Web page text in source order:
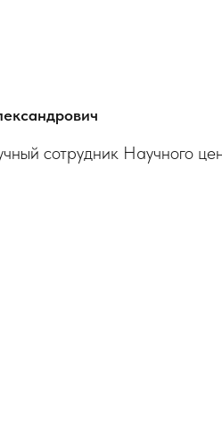
сотрудник Научного